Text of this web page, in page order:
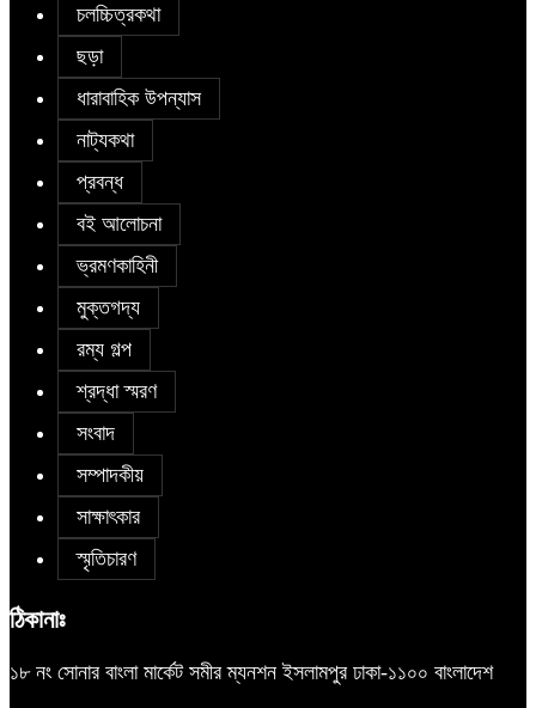
চলচ্চিত্রকথা
ছড়া
ধারাবাহিক উপন্যাস
নাট্যকথা
প্রবন্ধ
বই আলোচনা
ভ্রমণকাহিনী
মুক্তগদ্য
রম্য গল্প
শ্রদ্ধা স্মরণ
সংবাদ
সম্পাদকীয়
সাক্ষাৎকার
স্মৃতিচারণ
ঠিকানাঃ
১৮ নং সোনার বাংলা মার্কেট সমীর ম্যনশন ইসলামপুর ঢাকা-১১০০ বাংলাদেশ